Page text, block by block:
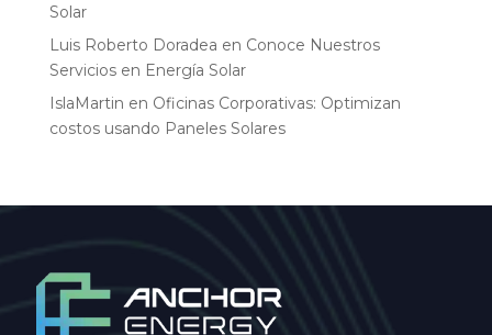
Solar
Luis Roberto Doradea en Conoce Nuestros
Servicios en Energía Solar
IslaMartin en Oficinas Corporativas: Optimizan
costos usando Paneles Solares